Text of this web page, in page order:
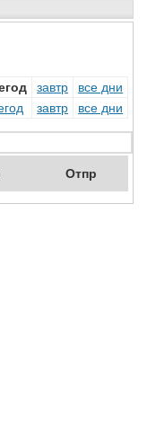
завтр
все дни
завтр все дни
Отпр